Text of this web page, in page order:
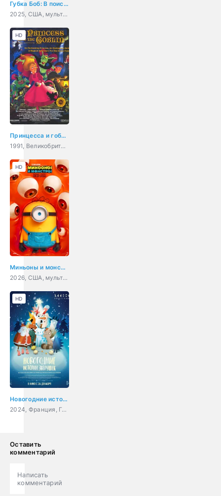
Губка Боб: В поисках квадратных штанов
2025, США, мультфильм, фэнтези, комедия, приключения, семейный
Принцесса и гоблин
1991, Великобритания, Венгрия, Япония, США, Дания, мультфильм, мюзикл, ужасы, фэнтези, мелодрама, комедия, приключения, семейный
HD
Миньоны и монстры
2026, США, мультфильм, фантастика, комедия, приключения, семейный
HD
Новогодние истории зверушек
2024, Франция, Германия, мультфильм, семейный
HD
Оставить
комментарий
Написать
комментарий